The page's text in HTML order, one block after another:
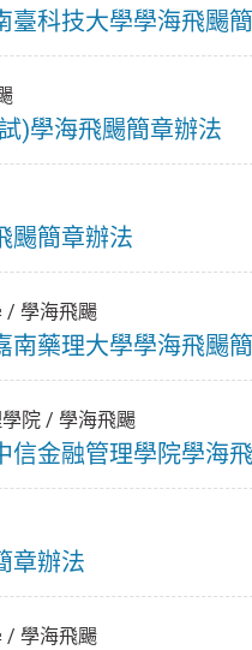
臺科技大學學海飛颺
)學海飛颺簡章辦法
颺簡章辦法
/ 學海飛颺
南藥理大學學海飛颺
院 / 學海飛颺
信金融管理學院學海
章辦法
/ 學海飛颺